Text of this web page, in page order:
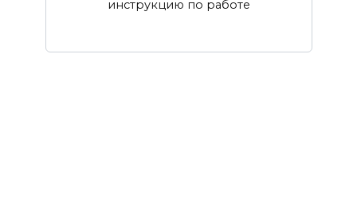
инструкцию по работе